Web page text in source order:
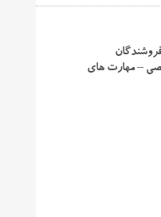
– مهارت های